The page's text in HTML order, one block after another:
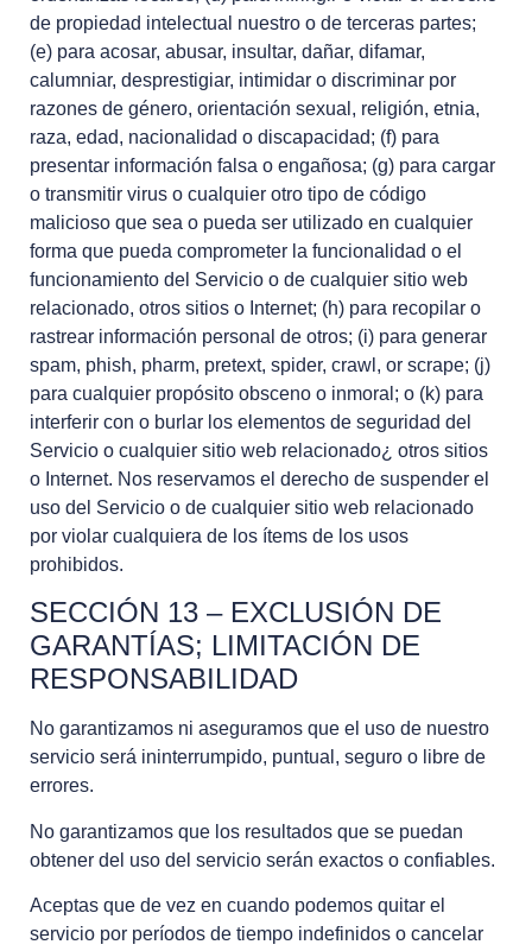
de propiedad intelectual nuestro o de terceras partes;
(e) para acosar, abusar, insultar, dañar, difamar,
calumniar, desprestigiar, intimidar o discriminar por
razones de género, orientación sexual, religión, etnia,
raza, edad, nacionalidad o discapacidad; (f) para
presentar información falsa o engañosa; (g) para cargar
o transmitir virus o cualquier otro tipo de código
malicioso que sea o pueda ser utilizado en cualquier
forma que pueda comprometer la funcionalidad o el
funcionamiento del Servicio o de cualquier sitio web
relacionado, otros sitios o Internet; (h) para recopilar o
rastrear información personal de otros; (i) para generar
spam, phish, pharm, pretext, spider, crawl, or scrape; (j)
para cualquier propósito obsceno o inmoral; o (k) para
interferir con o burlar los elementos de seguridad del
Servicio o cualquier sitio web relacionado¿ otros sitios
o Internet. Nos reservamos el derecho de suspender el
uso del Servicio o de cualquier sitio web relacionado
por violar cualquiera de los ítems de los usos
prohibidos.
SECCIÓN 13 – EXCLUSIÓN DE
GARANTÍAS; LIMITACIÓN DE
RESPONSABILIDAD
No garantizamos ni aseguramos que el uso de nuestro
servicio será ininterrumpido, puntual, seguro o libre de
errores.
No garantizamos que los resultados que se puedan
obtener del uso del servicio serán exactos o confiables.
Aceptas que de vez en cuando podemos quitar el
servicio por períodos de tiempo indefinidos o cancelar